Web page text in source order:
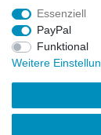
Essenziell
PayPal
Funktional
Weitere